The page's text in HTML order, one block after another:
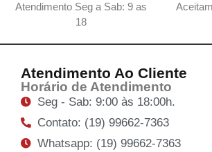
Atendimento Seg a Sab: 9 as
18
Atendimento Ao Cliente
Horário de Atendimento
Seg - Sab: 9:00 às 18:00h.
Contato: (19) 99662-7363
Whatsapp: (19) 99662-7363